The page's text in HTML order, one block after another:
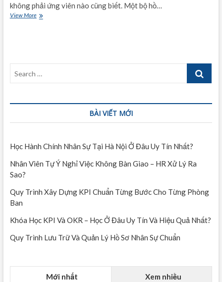
không phải ứng viên nào cũng biết. Một bộ hồ…
View MoreCách
Tiết
–
Search
BÀI VIẾT MỚI
Học Hành Chính Nhân Sự Tại Hà Nội Ở Đâu Uy Tín Nhất?
Nhân Viên Tự Ý Nghỉ Việc Không Bàn Giao – HR Xử Lý Ra
Sao?
Quy Trình Xây Dựng KPI Chuẩn Từng Bước Cho Từng Phòng
Ban
Khóa Học KPI Và OKR – Học Ở Đâu Uy Tín Và Hiệu Quả Nhất?
Quy Trình Lưu Trữ Và Quản Lý Hồ Sơ Nhân Sự Chuẩn
Mới nhất Xem nhiều